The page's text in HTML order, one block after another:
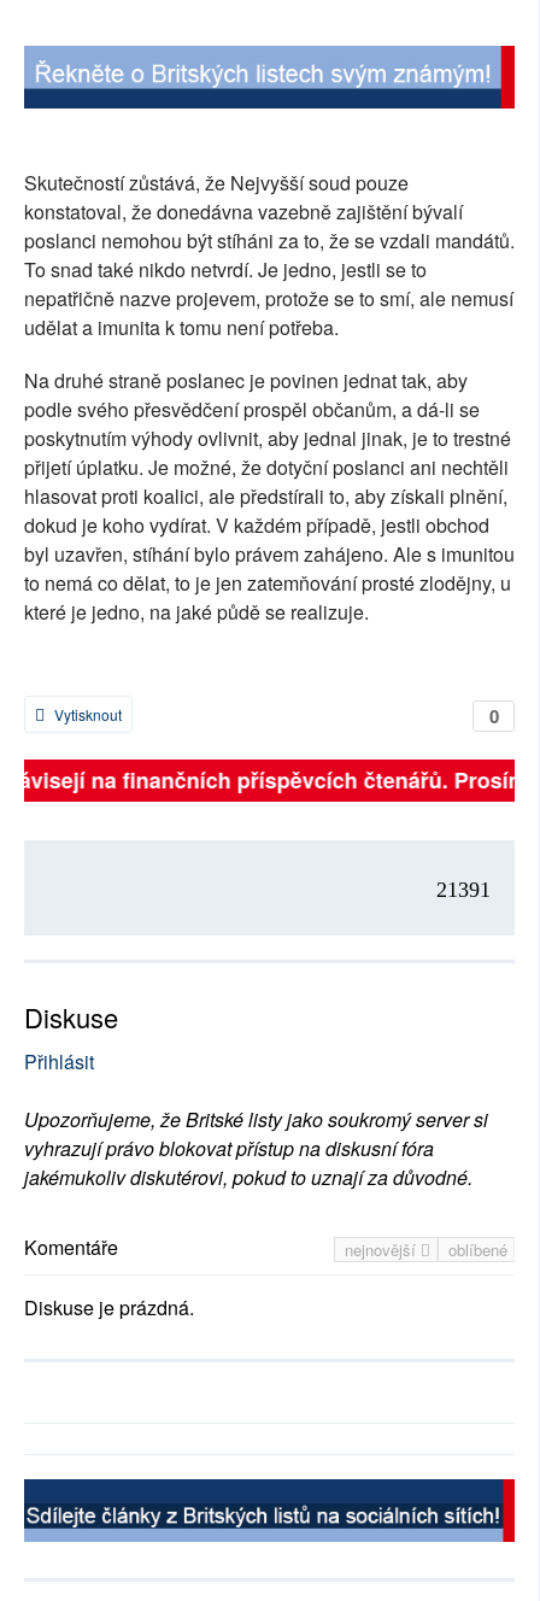
Skutečností zůstává, že Nejvyšší soud pouze
konstatoval, že donedávna vazebně zajištění bývalí
poslanci nemohou být stíháni za to, že se vzdali mandátů.
To snad také nikdo netvrdí. Je jedno, jestli se to
nepatřičně nazve projevem, protože se to smí, ale nemusí
udělat a imunita k tomu není potřeba.
Na druhé straně poslanec je povinen jednat tak, aby
podle svého přesvědčení prospěl občanům, a dá-li se
poskytnutím výhody ovlivnit, aby jednal jinak, je to trestné
přijetí úplatku. Je možné, že dotyční poslanci ani nechtěli
hlasovat proti koalici, ale předstírali to, aby získali plnění,
dokud je koho vydírat. V každém případě, jestli obchod
byl uzavřen, stíhání bylo právem zahájeno. Ale s imunitou
to nemá co dělat, to je jen zatemňování prosté zlodějny, u
které je jedno, na jaké půdě se realizuje.
0
Vytisknout
na finančních příspěvcích čtenářů.
21391
Diskuse
Přihlásit
Upozorňujeme, že Britské listy jako soukromý server si
vyhrazují právo blokovat přístup na diskusní fóra
jakémukoliv diskutérovi, pokud to uznají za důvodné.
nejnovější oblíbené
Komentáře
Diskuse je prázdná.